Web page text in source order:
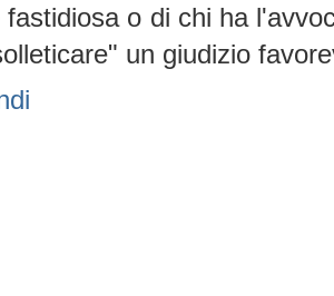
fastidiosa o di chi ha
un giudizio